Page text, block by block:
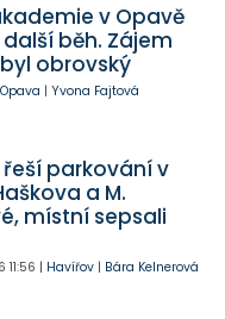
v Opavě
běh. Zájem
obrovský
Opava | Yvona Fajtová
parkování v
a M.
místní sepsali
11:56 | Havířov| Bára Kelnerová